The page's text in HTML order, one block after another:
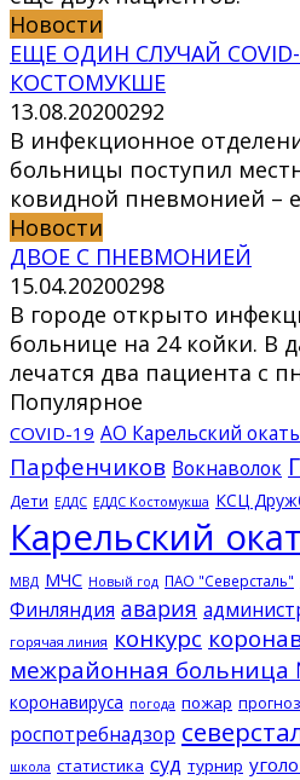
Новости
ЕЩЕ ОДИН СЛУЧАЙ
КОСТОМУКШЕ
13.08.20200292
В инфекционное
больницы поступил
ковидной пневмонией –
Новости
ДВОЕ С ПНЕВМОНИЕЙ
15.04.20200298
В городе открыто
больнице на 24 койки. В
лечатся два пациента с
Популярное
COVID-19 АО Карельский
Парфенчиков Вокнаволок
Дети ЕДДС ЕДДС Костомукша КСЦ
Карельский
МВД МЧС Новый год ПАО "Северсталь"
Финляндия авария
горячая линия конкурс
межрайонная больница
коронавируса погода пожар
роспотребнадзор
школа статистика суд турнир